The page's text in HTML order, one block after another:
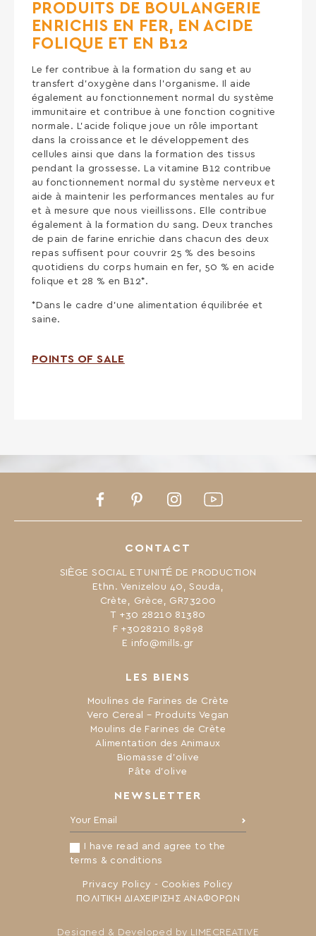
PRODUITS DE BOULANGERIE
ENRICHIS EN FER, EN ACIDE
FOLIQUE ET EN B12
Le fer contribue à la formation du sang et au
transfert d’oxygène dans l’organisme. Il aide
également au fonctionnement normal du système
immunitaire et contribue à une fonction cognitive
normale. L’acide folique joue un rôle important
dans la croissance et le développement des
cellules ainsi que dans la formation des tissus
pendant la grossesse. La vitamine B12 contribue
au fonctionnement normal du système nerveux et
aide à maintenir les performances mentales au fur
et à mesure que nous vieillissons. Elle contribue
également à la formation du sang. Deux tranches
de pain de farine enrichie dans chacun des deux
repas suffisent pour couvrir 25 % des besoins
quotidiens du corps humain en fer, 50 % en acide
folique et 28 % en B12*.
*Dans le cadre d’une alimentation équilibrée et
saine.
POINTS OF SALE
NEWSLETTER
Your Email:
I have read and agree to the
terms & conditions
Privacy Policy - Cookies Policy
ΠΟΛΙΤΙΚΗ ΔΙΑΧΕΙΡΙΣΗΣ ΑΝΑΦΟΡΩΝ
LES BIENS
Moulines de Farines de Crète
Vero Cereal – Produits Vegan
Moulins de Farines de Crète
Alimentation des Animaux
Biomasse d’olive
Pâte d’olive
CONTACT
SIÈGE SOCIAL ET UNITÉ DE PRODUCTION
Ethn. Venizelou 40, Souda,
Crète, Grèce, GR73200
Τ +30 28210 81380
F +3028210 89898
Ε info@mills.gr
FacebookPinterestInstagramYoutube
Designed & Developed by LIMECREATIVE